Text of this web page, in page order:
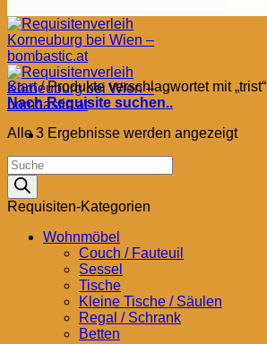
Start /Produkte verschlagwortet mit „trist“
Nach Requisite suchen..
Alle 3 Ergebnisse werden angezeigtNach
Products
search
Requisiten-Kategorien
Wohnmöbel
Couch / Fauteuil
Sessel
Tische
Kleine Tische / Säulen
Regal / Schrank
Betten